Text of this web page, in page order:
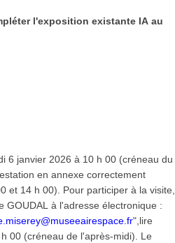
l'exposition existante IA au
en annexe correctement
et 14 h 00). Pour participer à la visite,
GOUDAL à l'adresse électronique :
",lire
00 (créneau de l'après-midi). Le